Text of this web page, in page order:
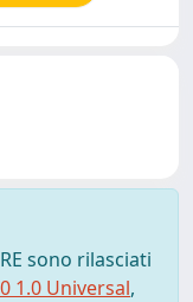
sono rilasciati
1.0 Universal,